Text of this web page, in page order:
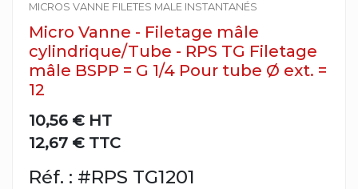
MICROS VANNE FILETES MALE INSTANTANÉS
Micro Vanne - Filetage mâle
cylindrique/Tube - RPS TG Filetage
mâle BSPP = G 1/4 Pour tube Ø ext. =
12
10,56 € HT
12,67 € TTC
Réf. : #RPS TG1201